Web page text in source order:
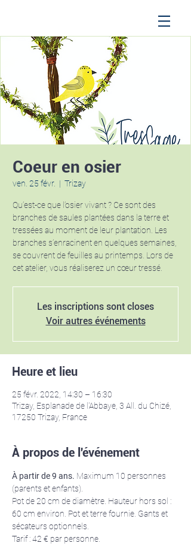
Coeur en osier
ven. 25 févr.
  |
Trizay
Qu’est-ce que l’osier vivant ? Ce sont des
branches de saules plantées dans la terre et
tressées au moment de leur plantation. Les
branches s’enracinent en quelques semaines,
se couvrent de feuilles au printemps. Lors de
cet atelier, vous réaliserez un cœur tressé.
Les inscriptions sont closes
Voir autres événements
Heure et lieu
25 févr. 2022, 14:30 – 16:30
Trizay, Esplanade de l'Abbaye, 3 All. du Chizé,
17250 Trizay, France
À propos de l'événement
À partir de 9 ans. Maximum 10 personnes
(parents et enfants).
Pot de 20 cm de diamètre. Hauteur hors sol :
60 cm environ. Pot et terre fournie. Gants et
sécateurs optionnels.
Tarif : 42 € par personne.